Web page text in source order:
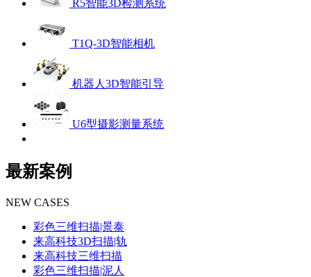
R5智能3D检测系统
T1Q-3D智能相机
机器人3D智能引导
U6型摄影测量系统
最新案例
NEW CASES
彩色三维扫描|景泰
来高科技3D扫描|轨
来高科技三维扫描
彩色三维扫描|泥人